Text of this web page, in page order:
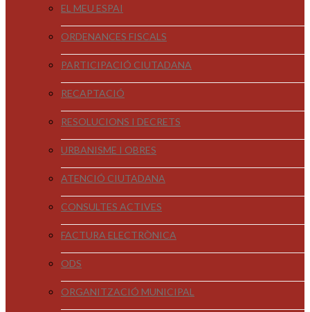
EL MEU ESPAI
ORDENANCES FISCALS
PARTICIPACIÓ CIUTADANA
RECAPTACIÓ
RESOLUCIONS I DECRETS
URBANISME I OBRES
ATENCIÓ CIUTADANA
CONSULTES ACTIVES
FACTURA ELECTRÒNICA
ODS
ORGANITZACIÓ MUNICIPAL